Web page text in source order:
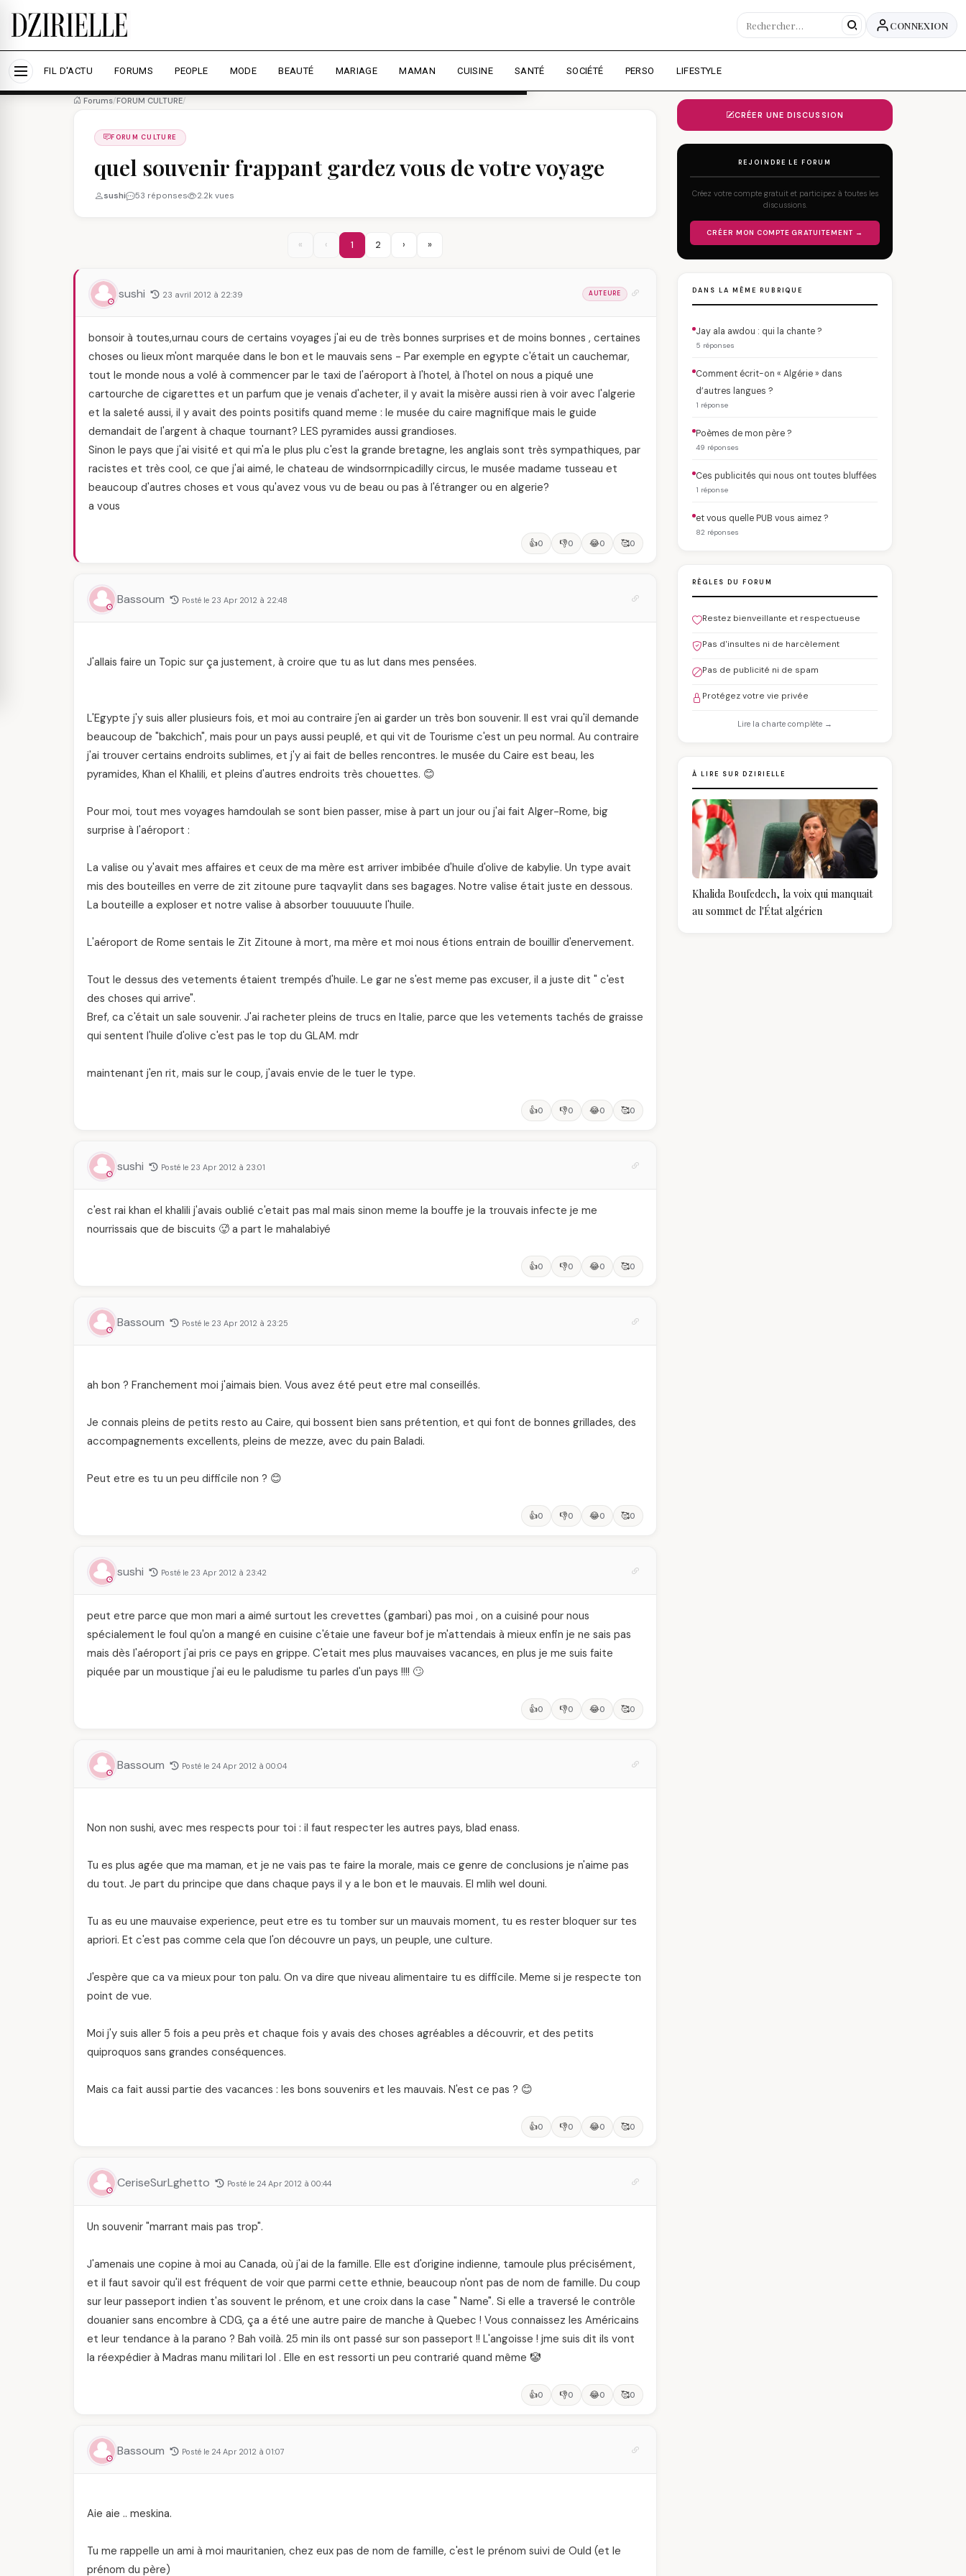
Nous utilisons des cookies pour améliorer votre expérience et mesurer l'audience.
Accepter tout Personnaliser
CONNEXION
FIL D'ACTU FORUMS PEOPLE MODE BEAUTÉ MARIAGE MAMAN CUISINE SANTÉ SOCIÉTÉ PERSO LIFESTYLE
Forums/FORUM CULTURE/
FORUM CULTURE
quel souvenir frappant gardez vous de votre voyage
sushi 53 réponses 2.2k vues
« ‹ 1 2 › »
sushi 23 avril 2012 à 22:39 AUTEURE
bonsoir à toutes,urnau cours de certains voyages j'ai eu de très bonnes surprises et de moins bonnes , certaines
choses ou lieux m'ont marquée dans le bon et le mauvais sens - Par exemple en egypte c'était un cauchemar,
tout le monde nous a volé à commencer par le taxi de l'aéroport à l'hotel, à l'hotel on nous a piqué une
cartourche de cigarettes et un parfum que je venais d'acheter, il y avait la misère aussi rien à voir avec l'algerie
et la saleté aussi, il y avait des points positifs quand meme : le musée du caire magnifique mais le guide
demandait de l'argent à chaque tournant? LES pyramides aussi grandioses.
Sinon le pays que j'ai visité et qui m'a le plus plu c'est la grande bretagne, les anglais sont très sympathiques, par
racistes et très cool, ce que j'ai aimé, le chateau de windsorrnpicadilly circus, le musée madame tusseau et
beaucoup d'autres choses et vous qu'avez vous vu de beau ou pas à l'étranger ou en algerie?
a vous
👍0 👎0 😂0 🥰0
Bassoum Posté le 23 Apr 2012 à 22:48
J'allais faire un Topic sur ça justement, à croire que tu as lut dans mes pensées.
L'Egypte j'y suis aller plusieurs fois, et moi au contraire j'en ai garder un très bon souvenir. Il est vrai qu'il demande
beaucoup de "bakchich", mais pour un pays aussi peuplé, et qui vit de Tourisme c'est un peu normal. Au contraire
j'ai trouver certains endroits sublimes, et j'y ai fait de belles rencontres. le musée du Caire est beau, les
pyramides, Khan el Khalili, et pleins d'autres endroits très chouettes. 😊
Pour moi, tout mes voyages hamdoulah se sont bien passer, mise à part un jour ou j'ai fait Alger-Rome, big
surprise à l'aéroport :
La valise ou y'avait mes affaires et ceux de ma mère est arriver imbibée d'huile d'olive de kabylie. Un type avait
mis des bouteilles en verre de zit zitoune pure taqvaylit dans ses bagages. Notre valise était juste en dessous.
La bouteille a exploser et notre valise à absorber touuuuute l'huile.
L'aéroport de Rome sentais le Zit Zitoune à mort, ma mère et moi nous étions entrain de bouillir d'enervement.
Tout le dessus des vetements étaient trempés d'huile. Le gar ne s'est meme pas excuser, il a juste dit " c'est
des choses qui arrive".
Bref, ca c'était un sale souvenir. J'ai racheter pleins de trucs en Italie, parce que les vetements tachés de graisse
qui sentent l'huile d'olive c'est pas le top du GLAM. mdr
maintenant j'en rit, mais sur le coup, j'avais envie de le tuer le type.
👍0 👎0 😂0 🥰0
sushi Posté le 23 Apr 2012 à 23:01
c'est rai khan el khalili j'avais oublié c'etait pas mal mais sinon meme la bouffe je la trouvais infecte je me
nourrissais que de biscuits 🥵 a part le mahalabiyé
👍0 👎0 😂0 🥰0
Bassoum Posté le 23 Apr 2012 à 23:25
ah bon ? Franchement moi j'aimais bien. Vous avez été peut etre mal conseillés.
Je connais pleins de petits resto au Caire, qui bossent bien sans prétention, et qui font de bonnes grillades, des
accompagnements excellents, pleins de mezze, avec du pain Baladi.
Peut etre es tu un peu difficile non ? 😊
👍0 👎0 😂0 🥰0
sushi Posté le 23 Apr 2012 à 23:42
peut etre parce que mon mari a aimé surtout les crevettes (gambari) pas moi , on a cuisiné pour nous
spécialement le foul qu'on a mangé en cuisine c'étaie une faveur bof je m'attendais à mieux enfin je ne sais pas
mais dès l'aéroport j'ai pris ce pays en grippe. C'etait mes plus mauvaises vacances, en plus je me suis faite
piquée par un moustique j'ai eu le paludisme tu parles d'un pays !!!! 🙄
👍0 👎0 😂0 🥰0
Bassoum Posté le 24 Apr 2012 à 00:04
Non non sushi, avec mes respects pour toi : il faut respecter les autres pays, blad enass.
Tu es plus agée que ma maman, et je ne vais pas te faire la morale, mais ce genre de conclusions je n'aime pas
du tout. Je part du principe que dans chaque pays il y a le bon et le mauvais. El mlih wel douni.
Tu as eu une mauvaise experience, peut etre es tu tomber sur un mauvais moment, tu es rester bloquer sur tes
apriori. Et c'est pas comme cela que l'on découvre un pays, un peuple, une culture.
J'espère que ca va mieux pour ton palu. On va dire que niveau alimentaire tu es difficile. Meme si je respecte ton
point de vue.
Moi j'y suis aller 5 fois a peu près et chaque fois y avais des choses agréables a découvrir, et des petits
quiproquos sans grandes conséquences.
Mais ca fait aussi partie des vacances : les bons souvenirs et les mauvais. N'est ce pas ? 😊
👍0 👎0 😂0 🥰0
CeriseSurLghetto Posté le 24 Apr 2012 à 00:44
Un souvenir "marrant mais pas trop".
J'amenais une copine à moi au Canada, où j'ai de la famille. Elle est d'origine indienne, tamoule plus précisément,
et il faut savoir qu'il est fréquent de voir que parmi cette ethnie, beaucoup n'ont pas de nom de famille. Du coup
sur leur passeport indien t'as souvent le prénom, et une croix dans la case " Name". Si elle a traversé le contrôle
douanier sans encombre à CDG, ça a été une autre paire de manche à Quebec ! Vous connaissez les Américains
et leur tendance à la parano ? Bah voilà. 25 min ils ont passé sur son passeport !! L'angoisse ! jme suis dit ils vont
la réexpédier à Madras manu militari lol . Elle en est ressorti un peu contrarié quand même 🤡
👍0 👎0 😂0 🥰0
Bassoum Posté le 24 Apr 2012 à 01:07
Aie aie .. meskina.
Tu me rappelle un ami à moi mauritanien, chez eux pas de nom de famille, c'est le prénom suivi de Ould (et le
prénom du père)
CRÉER UNE DISCUSSION
REJOINDRE LE FORUM
Créez votre compte gratuit et participez à toutes les
discussions.
CRÉER MON COMPTE GRATUITEMENT →
DANS LA MÊME RUBRIQUE
Jay ala awdou : qui la chante ?
5 réponses
Comment écrit-on « Algérie » dans
d’autres langues ?
1 réponse
Poèmes de mon père ?
49 réponses
Ces publicités qui nous ont toutes bluffées
1 réponse
et vous quelle PUB vous aimez ?
82 réponses
RÈGLES DU FORUM
Restez bienveillante et respectueuse
Pas d'insultes ni de harcèlement
Pas de publicité ni de spam
Protégez votre vie privée
Lire la charte complète →
À LIRE SUR DZIRIELLE
Khalida Boufedech, la voix qui manquait
au sommet de l'État algérien